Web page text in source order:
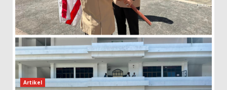
Artikel